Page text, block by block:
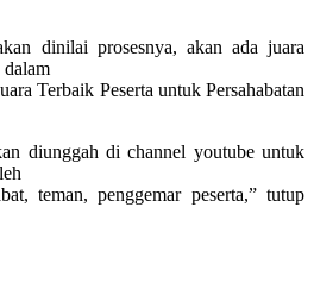
dinilai prosesnya, akan ada juara
dalam
Terbaik Peserta untuk Persahabatan
diunggah di channel youtube untuk
teman, penggemar peserta,” tutup